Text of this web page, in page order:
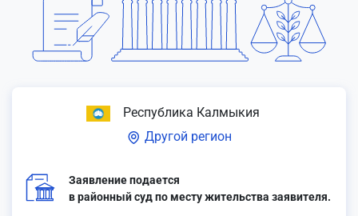
Республика Калмыкия
Другой регион
Заявление подается
в районный суд по месту жительства заявителя.